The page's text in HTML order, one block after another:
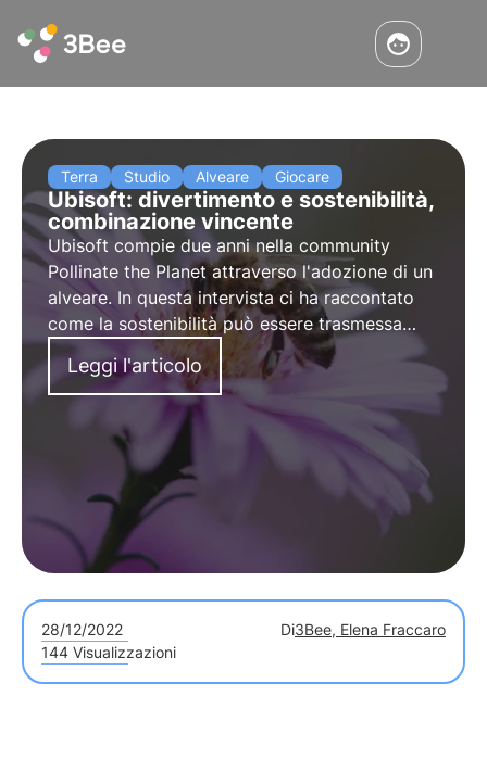
Terra Studio Alveare Giocare
Ubisoft: divertimento e sostenibilità,
combinazione vincente
Ubisoft compie due anni nella community
Pollinate the Planetattraverso l'adozione di un
alveare. In questa intervista ci ha raccontato
come la sostenibilità può essere trasmessa
anche e soprattutto attraverso il gioco.
Leggi l'articolo
28/12/2022 Di3Bee, Elena Fraccaro
144 Visualizzazioni